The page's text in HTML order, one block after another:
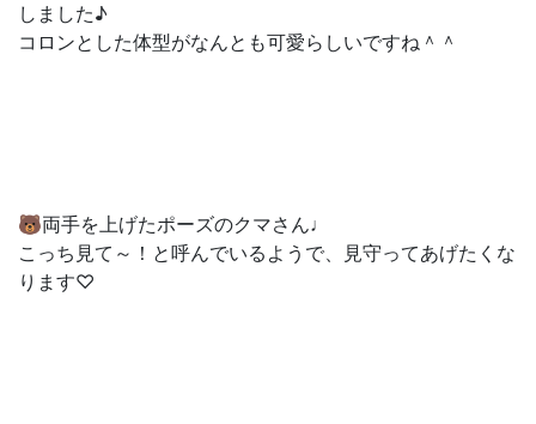
しました♪
コロンとした体型がなんとも可愛らしいですね＾＾
🐻両手を上げたポーズのクマさん♩
こっち見て～！と呼んでいるようで、見守ってあげたくな
ります♡